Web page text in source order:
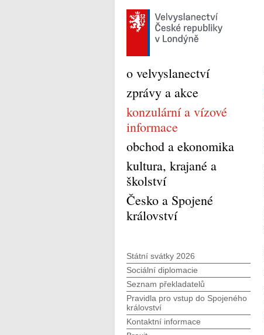
o velvyslanectví
zprávy a akce
konzulární a vízové
informace
obchod a ekonomika
kultura, krajané a
školství
Česko a Spojené
království
Státní svátky 2026
Sociální diplomacie
Seznam překladatelů
Pravidla pro vstup do Spojeného
království
Kontaktní informace